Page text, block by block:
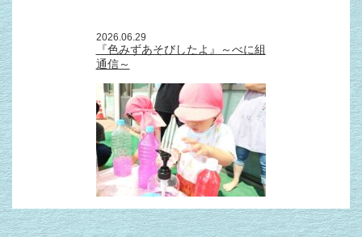
2026.06.29
『色みずあそびしたよ』～べに組
通信～